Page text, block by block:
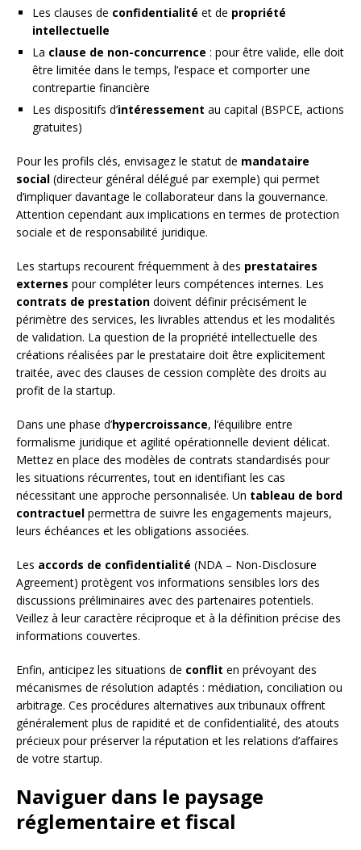
Les clauses de confidentialité et de propriété
intellectuelle
La clause de non-concurrence : pour être valide, elle doit
être limitée dans le temps, l’espace et comporter une
contrepartie financière
Les dispositifs d’intéressement au capital (BSPCE, actions
gratuites)
Pour les profils clés, envisagez le statut de mandataire
social (directeur général délégué par exemple) qui permet
d’impliquer davantage le collaborateur dans la gouvernance.
Attention cependant aux implications en termes de protection
sociale et de responsabilité juridique.
Les startups recourent fréquemment à des prestataires
externes pour compléter leurs compétences internes. Les
contrats de prestation doivent définir précisément le
périmètre des services, les livrables attendus et les modalités
de validation. La question de la propriété intellectuelle des
créations réalisées par le prestataire doit être explicitement
traitée, avec des clauses de cession complète des droits au
profit de la startup.
Dans une phase d’hypercroissance, l’équilibre entre
formalisme juridique et agilité opérationnelle devient délicat.
Mettez en place des modèles de contrats standardisés pour
les situations récurrentes, tout en identifiant les cas
nécessitant une approche personnalisée. Un tableau de bord
contractuel permettra de suivre les engagements majeurs,
leurs échéances et les obligations associées.
Les accords de confidentialité (NDA – Non-Disclosure
Agreement) protègent vos informations sensibles lors des
discussions préliminaires avec des partenaires potentiels.
Veillez à leur caractère réciproque et à la définition précise des
informations couvertes.
Enfin, anticipez les situations de conflit en prévoyant des
mécanismes de résolution adaptés : médiation, conciliation ou
arbitrage. Ces procédures alternatives aux tribunaux offrent
généralement plus de rapidité et de confidentialité, des atouts
précieux pour préserver la réputation et les relations d’affaires
de votre startup.
Naviguer dans le paysage
réglementaire et fiscal